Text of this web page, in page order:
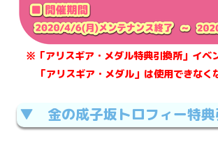
※「アリスギア・メダル特典引換所」イベ
「アリスギア・メダル」は使用できなく
▼ 金の成子坂トロフィー特典